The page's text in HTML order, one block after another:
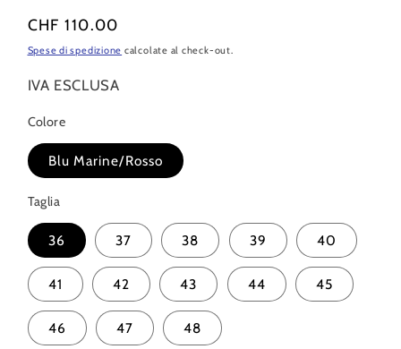
Prezzo
di
CHF 110.00
Spese di spedizione calcolate al check-out.
IVA ESCLUSA
Colore
Blu Marine/Rosso
Taglia
36 37 38 39 40
41 42 43 44 45
46 47 48